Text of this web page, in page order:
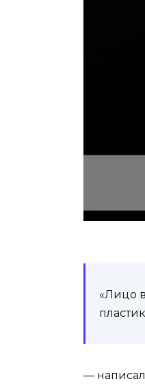
«Лицо
—